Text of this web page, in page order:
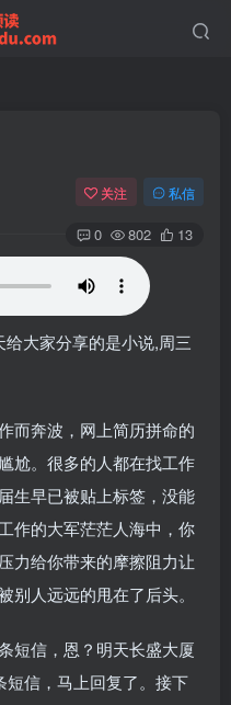
关注 私信
0 802 13
大家分享的是小说,周三
而奔波，网上简历拼命的
尬。很多的人都在找工作
生早已被贴上标签，没能
作的大军茫茫人海中，你
力给你带来的摩擦阻力让
人远远的甩在了后头。
短信，恩？明天长盛大厦
短信，马上回复了。接下